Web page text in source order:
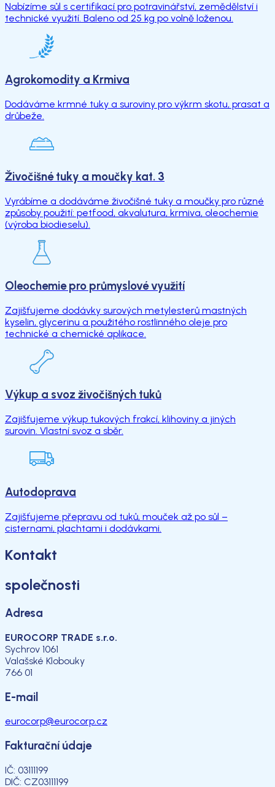
Nabízíme sůl s certifikací pro potravinářství, zemědělství i
technické využití. Baleno od 25 kg po volně loženou.
Agrokomodity a Krmiva
Dodáváme krmné tuky a suroviny pro výkrm skotu, prasat a
drůbeže.
Živočišné tuky a moučky kat. 3
Vyrábíme a dodáváme živočišné tuky a moučky pro různé
způsoby použití: petfood, akvalutura, krmiva, oleochemie
(výroba biodieselu).
Oleochemie pro průmyslové využití
Zajišťujeme dodávky surových metylesterů mastných
kyselin, glycerinu a použitého rostlinného oleje pro
technické a chemické aplikace.
Výkup a svoz živočišných tuků
Zajišťujeme výkup tukových frakcí, klihoviny a jiných
surovin. Vlastní svoz a sběr.
Autodoprava
Zajišťujeme přepravu od tuků, mouček až po sůl –
cisternami, plachtami i dodávkami.
Kontakt
společnosti
Adresa
EUROCORP TRADE s.r.o.
Sychrov 1061
Valašské Klobouky
766 01
E-mail
eurocorp@eurocorp.cz
Fakturační údaje
IČ: 03111199
DIČ: CZ03111199